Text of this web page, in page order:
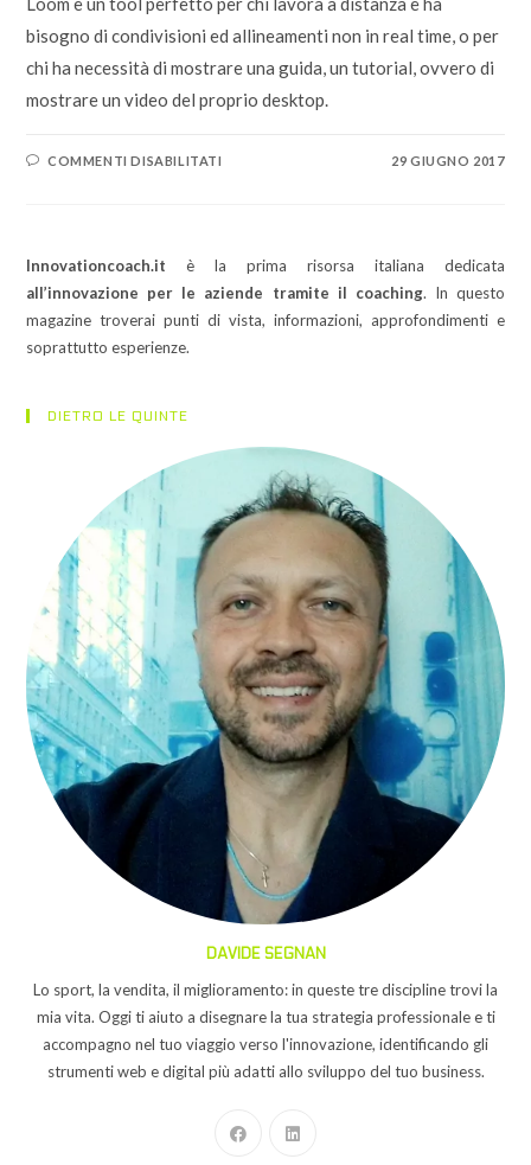
bisogno di condivisioni ed allineamenti non in real time, o per
chi ha necessità di mostrare una guida, un tutorial, ovvero di
mostrare un video del proprio desktop.
COMMENTI DISABILITATI
CON
SEMPLICITÀ
29 GIUGNO 2017
Innovationcoach.it è la prima risorsa italiana dedicata
all’innovazione per le aziende tramite il coaching. In questo
magazine troverai punti di vista, informazioni, approfondimenti e
soprattutto esperienze.
DIETRO LE QUINTE
DAVIDE SEGNAN
Lo sport, la vendita, il miglioramento: in queste tre discipline trovi la
mia vita. Oggi ti aiuto a disegnare la tua strategia professionale e ti
accompagno nel tuo viaggio verso l'innovazione, identificando gli
strumenti web e digital più adatti allo sviluppo del tuo business.